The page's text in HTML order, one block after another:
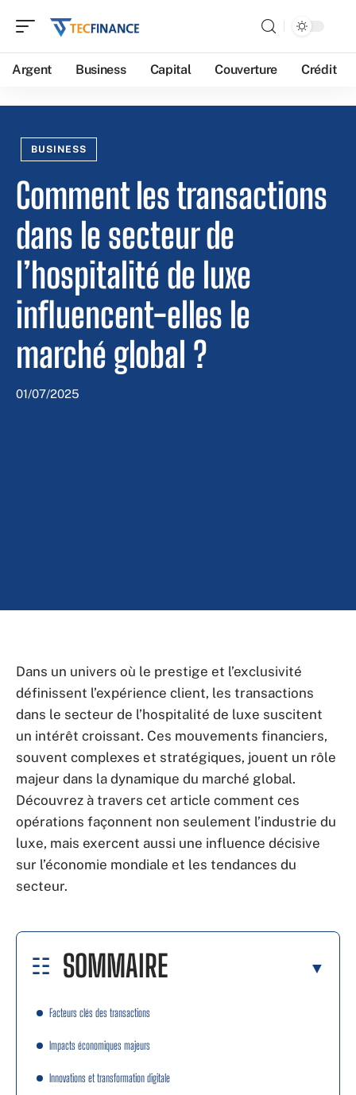
Argent Business Capital Couverture Crédit
BUSINESS
Comment les transactions
dans le secteur de
l’hospitalité de luxe
influencent-elles le
marché global ?
01/07/2025
Dans un univers où le prestige et l’exclusivité
définissent l’expérience client, les transactions
dans le secteur de l’hospitalité de luxe suscitent
un intérêt croissant. Ces mouvements financiers,
souvent complexes et stratégiques, jouent un rôle
majeur dans la dynamique du marché global.
Découvrez à travers cet article comment ces
opérations façonnent non seulement l’industrie du
luxe, mais exercent aussi une influence décisive
sur l’économie mondiale et les tendances du
secteur.
SOMMAIRE
Facteurs clés des transactions
Impacts économiques majeurs
Innovations et transformation digitale